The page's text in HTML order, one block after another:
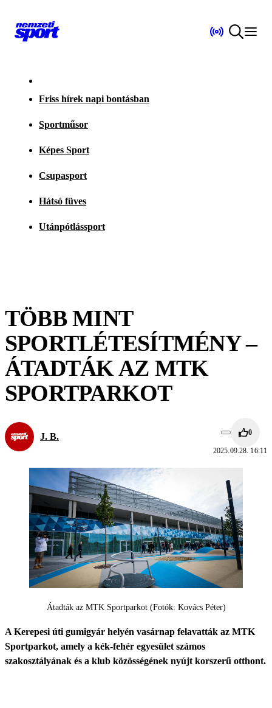
Friss hírek napi bontásban
Sportműsor
Képes Sport
Csupasport
Hátsó füves
Utánpótlássport
TÖBB MINT
SPORTLÉTESÍTMÉNY –
ÁTADTÁK AZ MTK
SPORTPARKOT
J. B. 0
2025.09.28. 16:11
Átadták az MTK Sportparkot (Fotók: Kovács Péter)
A Kerepesi úti gumigyár helyén vasárnap felavatták az MTK
Sportparkot, amely a kék-fehér egyesület számos
szakosztályának és a klub közösségének nyújt korszerű otthont.